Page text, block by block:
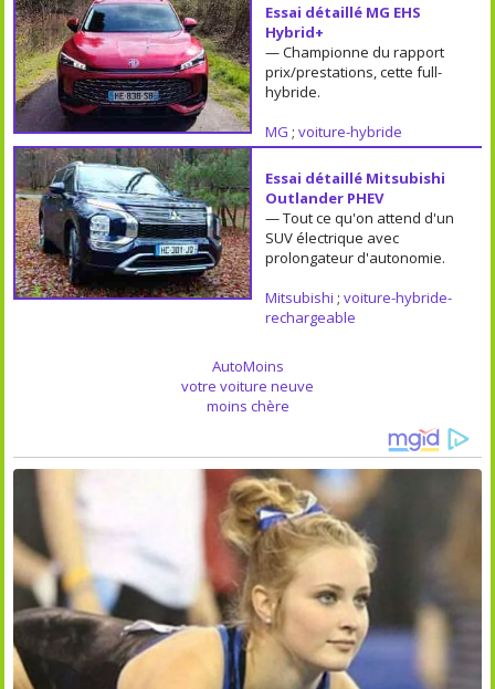
Essai détaillé MG EHS
Hybrid+
— Championne du rapport
prix/prestations, cette full-
hybride.
MG ; voiture-hybride
Essai détaillé Mitsubishi
Outlander PHEV
— Tout ce qu'on attend d'un
SUV électrique avec
prolongateur d'autonomie.
Mitsubishi ; voiture-hybride-
rechargeable
AutoMoins
votre voiture neuve
moins chère